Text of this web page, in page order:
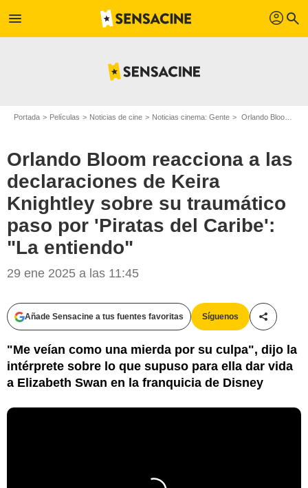
menu profil search
Portada Películas Noticias de cine Noticias cinema: Gente Orlando Bloom reacciona a las declaraciones de Keira Knightley sobre su traumático paso por 'Piratas del Caribe': "La entiendo"
Orlando Bloom reacciona a las
declaraciones de Keira
Knightley sobre su traumático
paso por 'Piratas del Caribe':
"La entiendo"
29 ene 2025 a las 11:45
Añade Sensacine a tus fuentes favoritas Síguenos
"Me veían como una mierda por su culpa", dijo la
intérprete sobre lo que supuso para ella dar vida
a Elizabeth Swan en la franquicia de Disney